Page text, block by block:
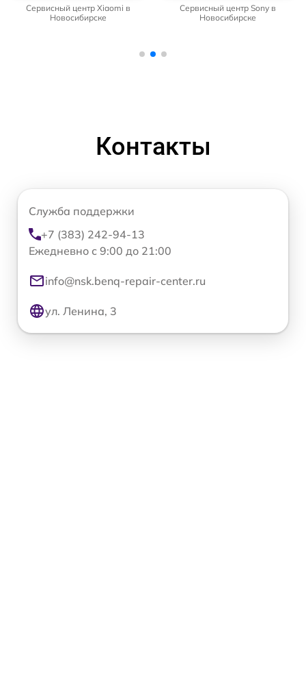
Сервисный центр Xiaomi в
Новосибирске
Сервисный центр Sony в
Новосибирске
Контакты
Служба поддержки
+7 (383) 242-94-13
Ежедневно с 9:00 до 21:00
info@nsk.benq-repair-center.ru
ул. Ленина, 3